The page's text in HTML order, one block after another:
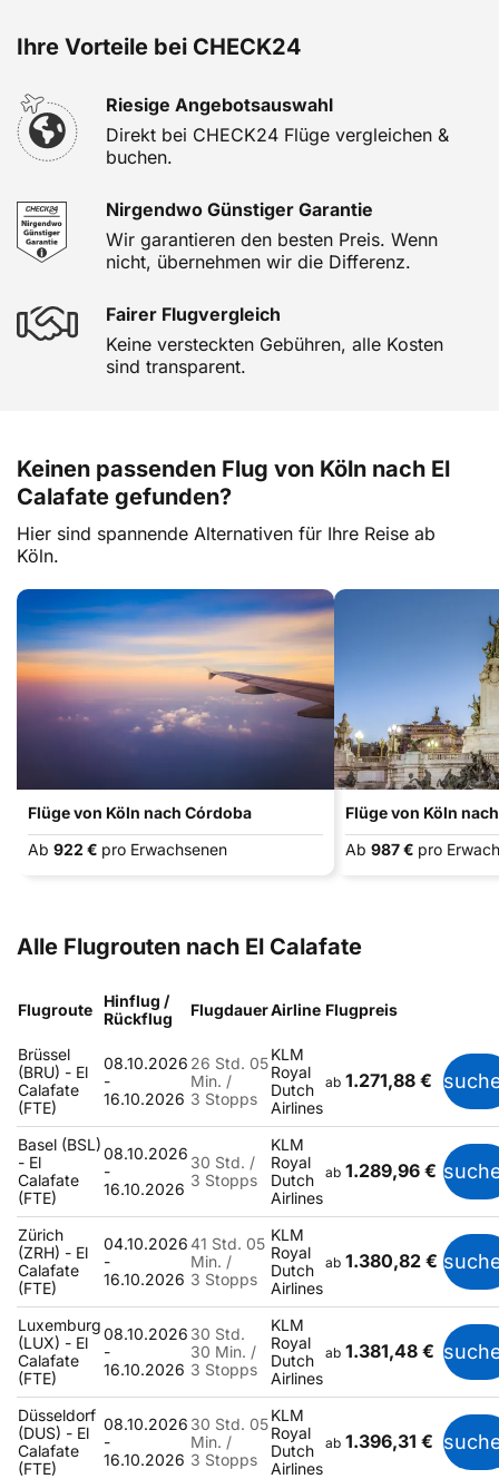
Ihre Vorteile bei CHECK24
Riesige Angebotsauswahl
Direkt bei CHECK24 Flüge vergleichen &
buchen.
Nirgendwo Günstiger Garantie
Wir garantieren den besten Preis. Wenn
nicht, übernehmen wir die Differenz.
Fairer Flugvergleich
Keine versteckten Gebühren, alle Kosten
sind transparent.
Keinen passenden Flug von Köln nach El
Calafate gefunden?
Hier sind spannende Alternativen für Ihre Reise ab
Köln.
Flüge von Köln nach Córdoba
Ab 922 € pro Erwachsenen
Flüge von Köln
Ab 987 € pro
Alle Flugrouten nach El Calafate
Flugroute
Hinflug /
Rückflug
FlugdauerAirline Flugpreis
Brüssel
(BRU) - El
Calafate
(FTE)
08.10.2026
-
16.10.2026
26 Std. 05
Min. /
3 Stopps
KLM
Royal
Dutch
Airlines
ab 1.271,88 €
Basel (BSL)
- El
Calafate
(FTE)
08.10.2026
-
16.10.2026
30 Std. /
3 Stopps
KLM
Royal
Dutch
Airlines
ab 1.289,96 €
Zürich
(ZRH) - El
Calafate
(FTE)
04.10.2026
-
16.10.2026
41 Std. 05
Min. /
3 Stopps
KLM
Royal
Dutch
Airlines
ab 1.380,82 €
Luxemburg
(LUX) - El
Calafate
(FTE)
08.10.2026
-
16.10.2026
30 Std.
30 Min. /
3 Stopps
KLM
Royal
Dutch
Airlines
ab 1.381,48 €
Düsseldorf
(DUS) - El
Calafate
(FTE)
08.10.2026
-
16.10.2026
30 Std. 05
Min. /
3 Stopps
KLM
Royal
Dutch
Airlines
ab 1.396,31 €